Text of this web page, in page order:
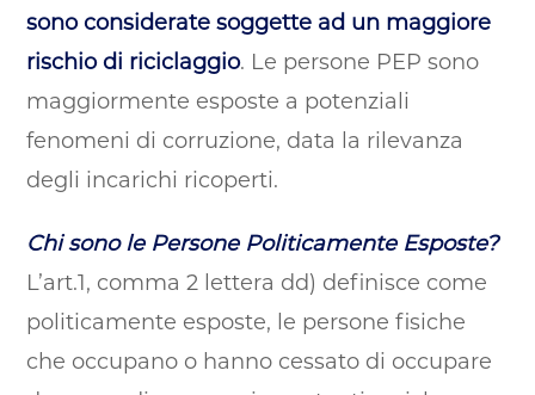
sono considerate soggette ad un maggiore
rischio di riciclaggio. Le persone PEP sono
maggiormente esposte a potenziali
fenomeni di corruzione, data la rilevanza
degli incarichi ricoperti.
Chi sono le Persone Politicamente Esposte?
L’art.1, comma 2 lettera dd) definisce come
politicamente esposte, le persone fisiche
che occupano o hanno cessato di occupare